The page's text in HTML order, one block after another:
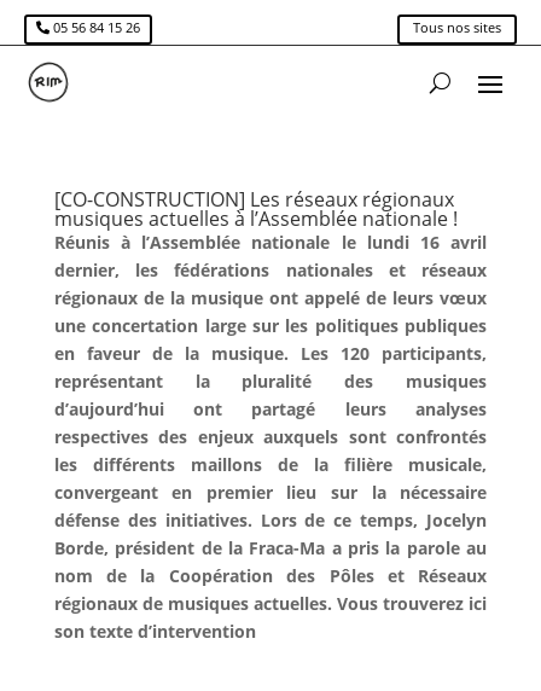
05 56 84 15 26 Tous nos sites
[CO-CONSTRUCTION] Les réseaux régionaux
musiques actuelles à l’Assemblée nationale !
Réunis à l’Assemblée nationale le lundi 16 avril
dernier, les fédérations nationales et réseaux
régionaux de la musique ont appelé de leurs vœux
une concertation large sur les politiques publiques
en faveur de la musique. Les 120 participants,
représentant la pluralité des musiques
d’aujourd’hui ont partagé leurs analyses
respectives des enjeux auxquels sont confrontés
les différents maillons de la filière musicale,
convergeant en premier lieu sur la nécessaire
défense des initiatives. Lors de ce temps, Jocelyn
Borde, président de la Fraca-Ma a pris la parole au
nom de la Coopération des Pôles et Réseaux
régionaux de musiques actuelles. Vous trouverez ici
son texte d’intervention